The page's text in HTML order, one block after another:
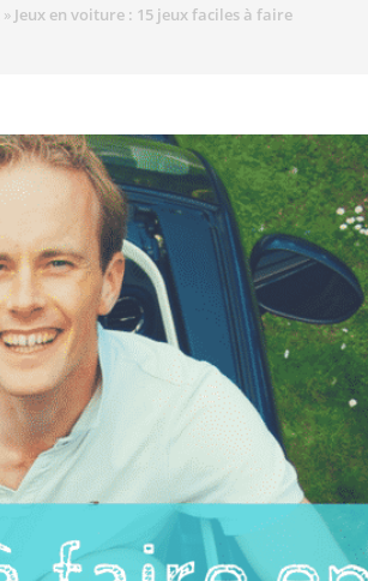
» Jeux en voiture : 15 jeux faciles à faire